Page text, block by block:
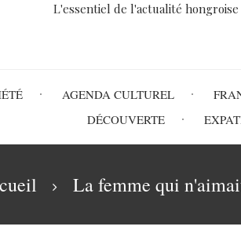
L'essentiel de l'actualité hongroise
AGENDA CULTUREL
DÉCOUVERTE
La femme qui